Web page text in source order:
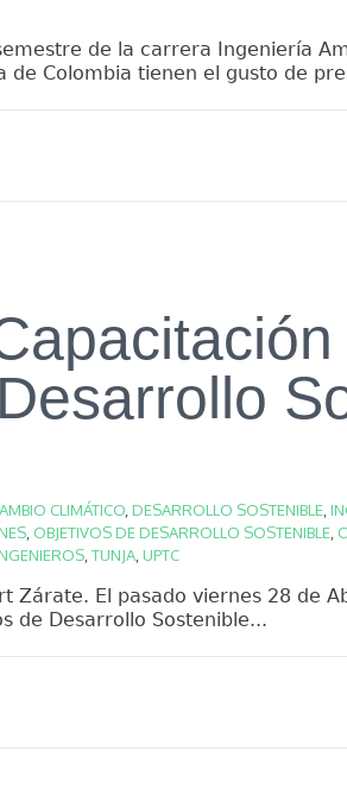
de la carrera Ingeniería
de Colombia tienen el gusto de
CLIMÁTICO DESARROLLO SOSTENIBLE
OBJETIVOS DE DESARROLLO SOSTENIBLE
TUNJA UPTC
Zárate. El pasado viernes 28 de
de Desarrollo Sostenible...